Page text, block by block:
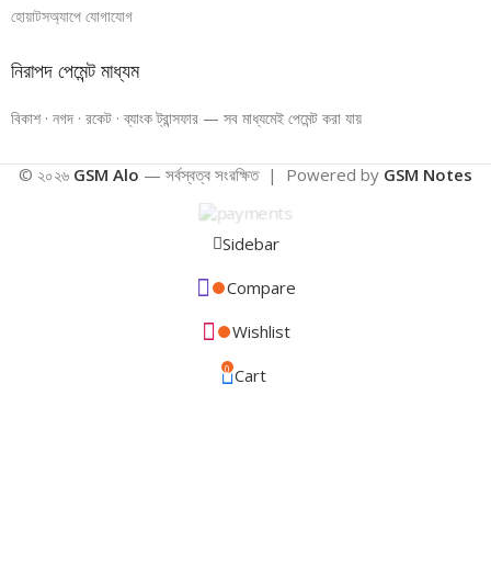
হোয়াটসঅ্যাপে যোগাযোগ
নিরাপদ পেমেন্ট মাধ্যম
বিকাশ · নগদ · রকেট · ব্যাংক ট্রান্সফার — সব মাধ্যমেই পেমেন্ট করা যায়
© ২০২৬ GSM Alo — সর্বস্বত্ব সংরক্ষিত | Powered by GSM Notes
Sidebar
Compare
Wishlist
0 Cart